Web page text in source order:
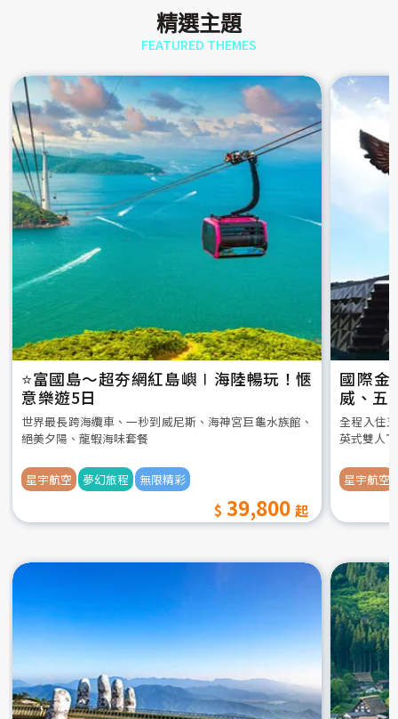
精選主題
FEATURED THEMES
⭐️富國島～超夯網紅島嶼∣海陸暢玩！愜
意樂遊5日
世界最長跨海纜車、一秒到威尼斯、海神宮巨龜水族館、
絕美夕陽、龍蝦海味套餐
星宇航空 夢幻旅程 無限精彩
39,800
國際金
威、五
全程入住
英式雙人
星宇航空